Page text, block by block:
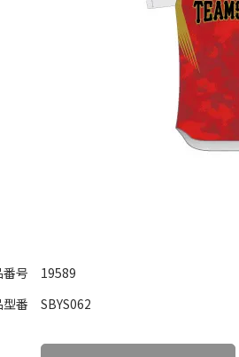
番号 19589
型番
SBYS062